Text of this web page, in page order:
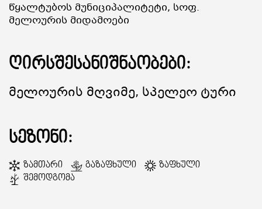
ᲒᲐᲜᲗᲐᲕᲡᲔᲑᲐ ᲓᲐ ᲙᲕᲔᲑᲐ
ᲒᲖᲐᲛᲙᲕᲚᲔᲕᲘ
Წყალტუბოს Მუნიციპალიტეტი, Სოფ.
Მელოურის Მიდამოები
ღირსშესანიშნაობები:
Მელოურის Მღვიმე, Სპელეო Ტური
სეზონი:
Ზამთარი Გაზაფხული
Ზაფხული
Შემოდგომა